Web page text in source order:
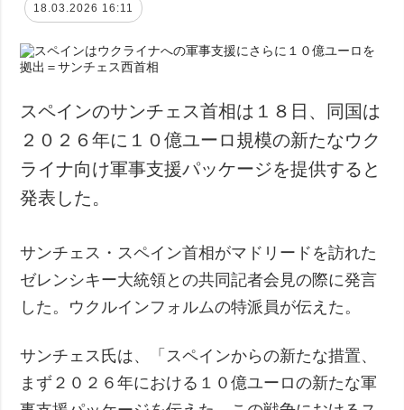
18.03.2026 16:11
スペインのサンチェス首相は１８日、同国は
２０２６年に１０億ユーロ規模の新たなウク
ライナ向け軍事支援パッケージを提供すると
発表した。
サンチェス・スペイン首相がマドリードを訪れた
ゼレンシキー大統領との共同記者会見の際に発言
した。ウクルインフォルムの特派員が伝えた。
サンチェス氏は、「スペインからの新たな措置、
まず２０２６年における１０億ユーロの新たな軍